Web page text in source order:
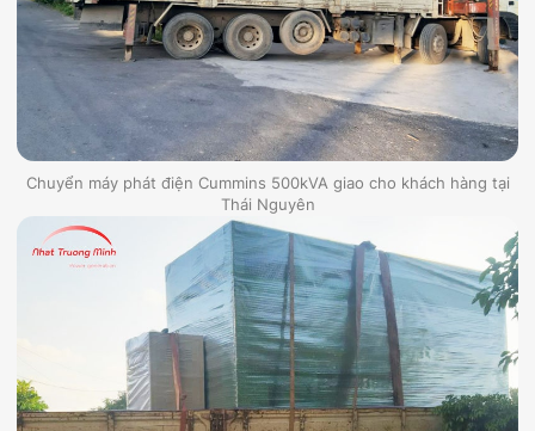
Chuyển máy phát điện Cummins 500kVA giao cho khách hàng tại
Thái Nguyên